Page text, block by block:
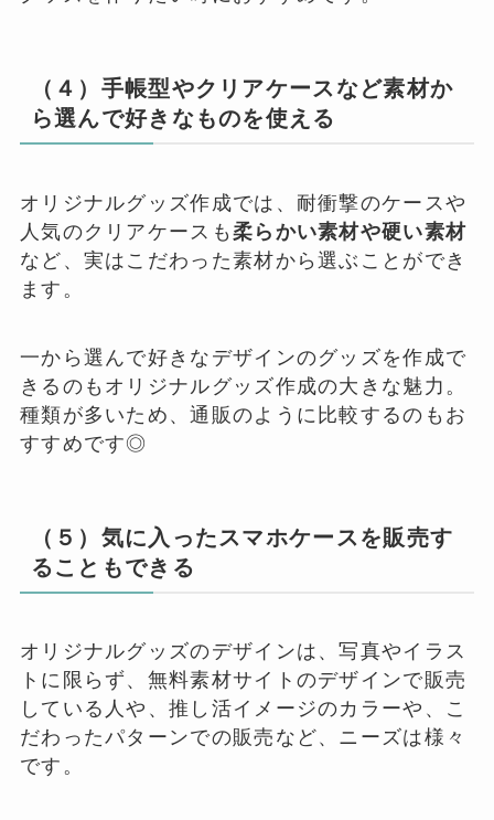
（４）手帳型やクリアケースなど素材か
ら選んで好きなものを使える
オリジナルグッズ作成では、耐衝撃のケースや
人気のクリアケースも 柔らかい素材や硬い素材
など、実はこだわった素材から選ぶことができ
ます。
一から選んで好きなデザインのグッズを作成で
きるのもオリジナルグッズ作成の大きな魅力。
種類が多いため、通販のように比較するのもお
すすめです◎
（５）気に入ったスマホケースを販売す
ることもできる
オリジナルグッズのデザインは、写真やイラス
トに限らず、無料素材サイトのデザインで販売
している人や、推し活イメージのカラーや、こ
だわったパターンでの販売など、ニーズは様々
です。